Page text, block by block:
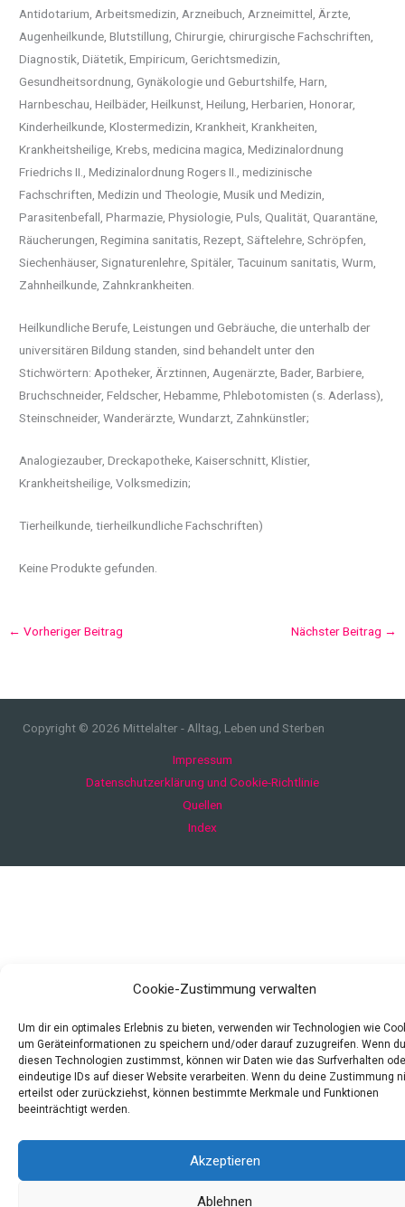
Cookie-Zustimmung verwalten
Um dir ein optimales Erlebnis zu bieten, verwenden wir Technologien wie
um Geräteinformationen zu speichern und/oder darauf zuzugreifen. Wenn du
diesen Technologien zustimmst, können wir Daten wie das Surfverhalten
eindeutige IDs auf dieser Website verarbeiten. Wenn du deine Zustimmung
erteilst oder zurückziehst, können bestimmte Merkmale und Funktionen
beeinträchtigt werden.
Akzeptieren
Ablehnen
Antidotarium, Arbeitsmedizin, Arzneibuch, Arzneimittel, Ärzte,
Augenheilkunde, Blutstillung, Chirurgie, chirurgische Fachschriften,
Diagnostik, Diätetik, Empiricum, Gerichtsmedizin,
Gesundheitsordnung, Gynäkologie und Geburtshilfe, Harn,
Harnbeschau, Heilbäder, Heilkunst, Heilung, Herbarien, Honorar,
Kinderheilkunde, Klostermedizin, Krankheit, Krankheiten,
Krankheitsheilige, Krebs, medicina magica, Medizinalordnung
Friedrichs II., Medizinalordnung Rogers II., medizinische
Fachschriften, Medizin und Theologie, Musik und Medizin,
Parasitenbefall, Pharmazie, Physiologie, Puls, Qualität, Quarantäne,
Räucherungen, Regimina sanitatis, Rezept, Säftelehre, Schröpfen,
Siechenhäuser, Signaturenlehre, Spitäler, Tacuinum sanitatis, Wurm,
Zahnheilkunde, Zahnkrankheiten.
Heilkundliche Berufe, Leistungen und Gebräuche, die unterhalb der
universitären Bildung standen, sind behandelt unter den
Stichwörtern: Apotheker, Ärztinnen, Augenärzte, Bader, Barbiere,
Bruchschneider, Feldscher, Hebamme, Phlebotomisten (s. Aderlass),
Steinschneider, Wanderärzte, Wundarzt, Zahnkünstler;
Analogiezauber, Dreckapotheke, Kaiserschnitt, Klistier,
Krankheitsheilige, Volksmedizin;
Tierheilkunde, tierheilkundliche Fachschriften)
Keine Produkte gefunden.
← Vorheriger Beitrag Nächster Beitrag →
Copyright © 2026 Mittelalter - Alltag, Leben und Sterben
Impressum
Datenschutzerklärung und Cookie-Richtlinie
Quellen
Index